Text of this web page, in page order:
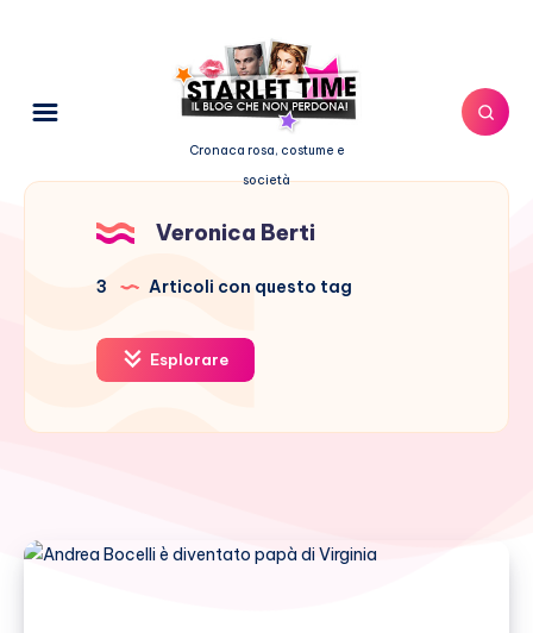
Cronaca rosa, costume e
società
Veronica Berti
3 Articoli con questo tag
Esplorare